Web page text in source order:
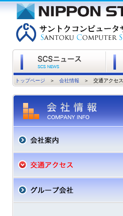
トップページ ＞ 会社情報 ＞ 交通アクセス